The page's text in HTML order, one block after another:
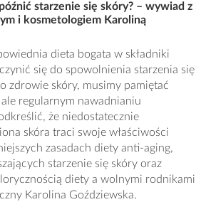
starzenie się skóry? – wywiad z
i kosmetologiem Karoliną
dieta bogata w składniki
się do spowolnienia starzenia się
zdrowie skóry, musimy pamiętać
regularnym nawadnianiu
że niedostatecznie
skóra traci swoje właściwości
zasadach diety anti-aging,
starzenie się skóry oraz
diety a wolnymi rodnikami
Karolina Goździewska.